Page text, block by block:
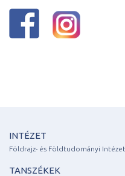
INTÉZET
Földrajz- és Földtudományi Intézet
TANSZÉKEK